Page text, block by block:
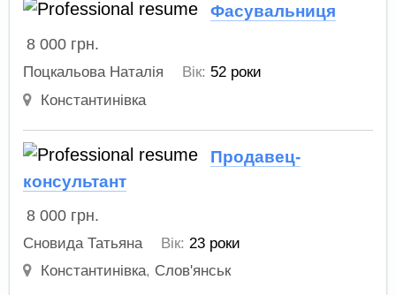
Фасувальниця
8 000 грн.
Поцкальова Наталія Вік: 52 роки
Константинівка
Продавец-
консультант
8 000 грн.
Сновида Татьяна Вік: 23 роки
Константинівка, Слов'янськ